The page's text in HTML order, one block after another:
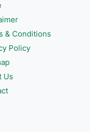
& Conditions
Policy
Us